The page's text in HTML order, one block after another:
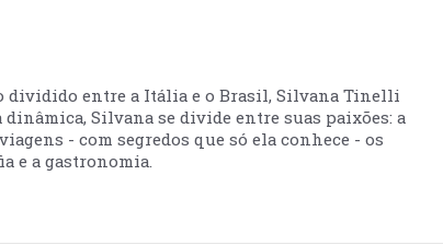
dividido entre a Itália e o Brasil, Silvana Tinelli
Silvana se divide entre suas paixões: a
- com segredos que só ela conhece - os
e a gastronomia.